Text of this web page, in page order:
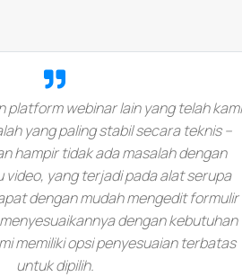
platform webinar lain yang telah kami
yang paling stabil secara teknis –
hampir tidak ada masalah dengan
video, yang terjadi pada alat serupa
dengan mudah mengedit formulir
dengan kebutuhan
memiliki opsi penyesuaian terbatas
untuk dipilih.